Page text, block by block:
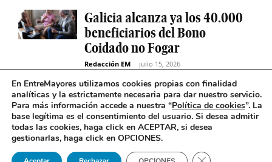
Galicia alcanza ya los 40.000
beneficiarios del Bono
Coidado no Fogar
Redacción EM - julio 15, 2026
Fabiola García destaca el
compromiso de la Xunta de
Galicia con el SAF
En EntreMayores utilizamos cookies propias con finalidad
analíticas y la estrictamente necesaria para dar nuestro servicio.
Para más información accede a nuestra “Política de cookies”. La
base legítima es el consentimiento del usuario. Si desea admitir
todas las cookies, haga click en ACEPTAR, si desea
gestionarlas, haga click en OPCIONES.
Cerrar el banner